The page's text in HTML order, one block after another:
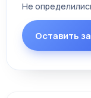
Предлагаем
Не
Оставить